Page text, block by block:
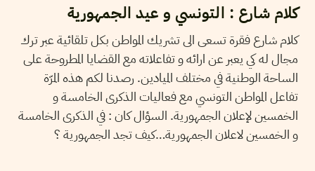
كلام شارع : التونسي و عيد الجمهورية
كلام شارع فقرة تسعى الى تشريك المواطن بكل تلقائية عبر ترك
مجال له كي يعبر عن ارائه و تفاعلاته مع القضايا المطروحة على
الساحة الوطنية في مختلف الميادين. رصدنا لكم هذه المرّة
تفاعل المواطن التونسي مع فعاليات الذكرى الخامسة و
الخمسين لإعلان الجمهورية. السؤال كان : في الذكرى الخامسة
و الخمسين لاعلان الجمهورية…كيف تجد الجمهورية ؟